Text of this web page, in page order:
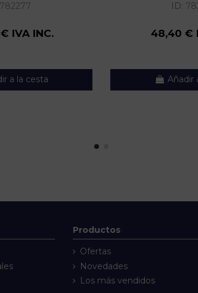
782277
IVA INC.
a la cesta
ID:
48,40 €
Añadir
Productos
Ofertas
Novedades
Los más vendidos